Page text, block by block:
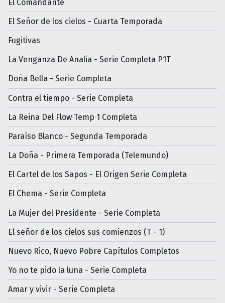
El Comandante
El Señor de los cielos - Cuarta Temporada
Fugitivas
La Venganza De Analia - Serie Completa P1T
Doña Bella - Serie Completa
Contra el tiempo - Serie Completa
La Reina Del Flow Temp 1 Completa
Paraíso Blanco - Segunda Temporada
La Doña - Primera Temporada (Telemundo)
El Cartel de los Sapos - El Origen Serie Completa
El Chema - Serie Completa
La Mujer del Presidente - Serie Completa
El señor de los cielos sus comienzos (T - 1)
Nuevo Rico, Nuevo Pobre Capítulos Completos
Yo no te pido la luna - Serie Completa
Amar y vivir - Serie Completa